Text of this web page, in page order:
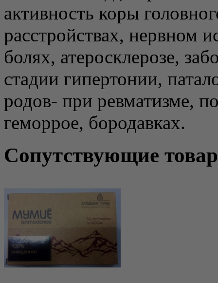
активность коры
расстройствах, нервном
болях, атеросклерозе,
стадии гипертонии,
родов- при ревматизме,
геморрое, бородавках.
Сопутствующие